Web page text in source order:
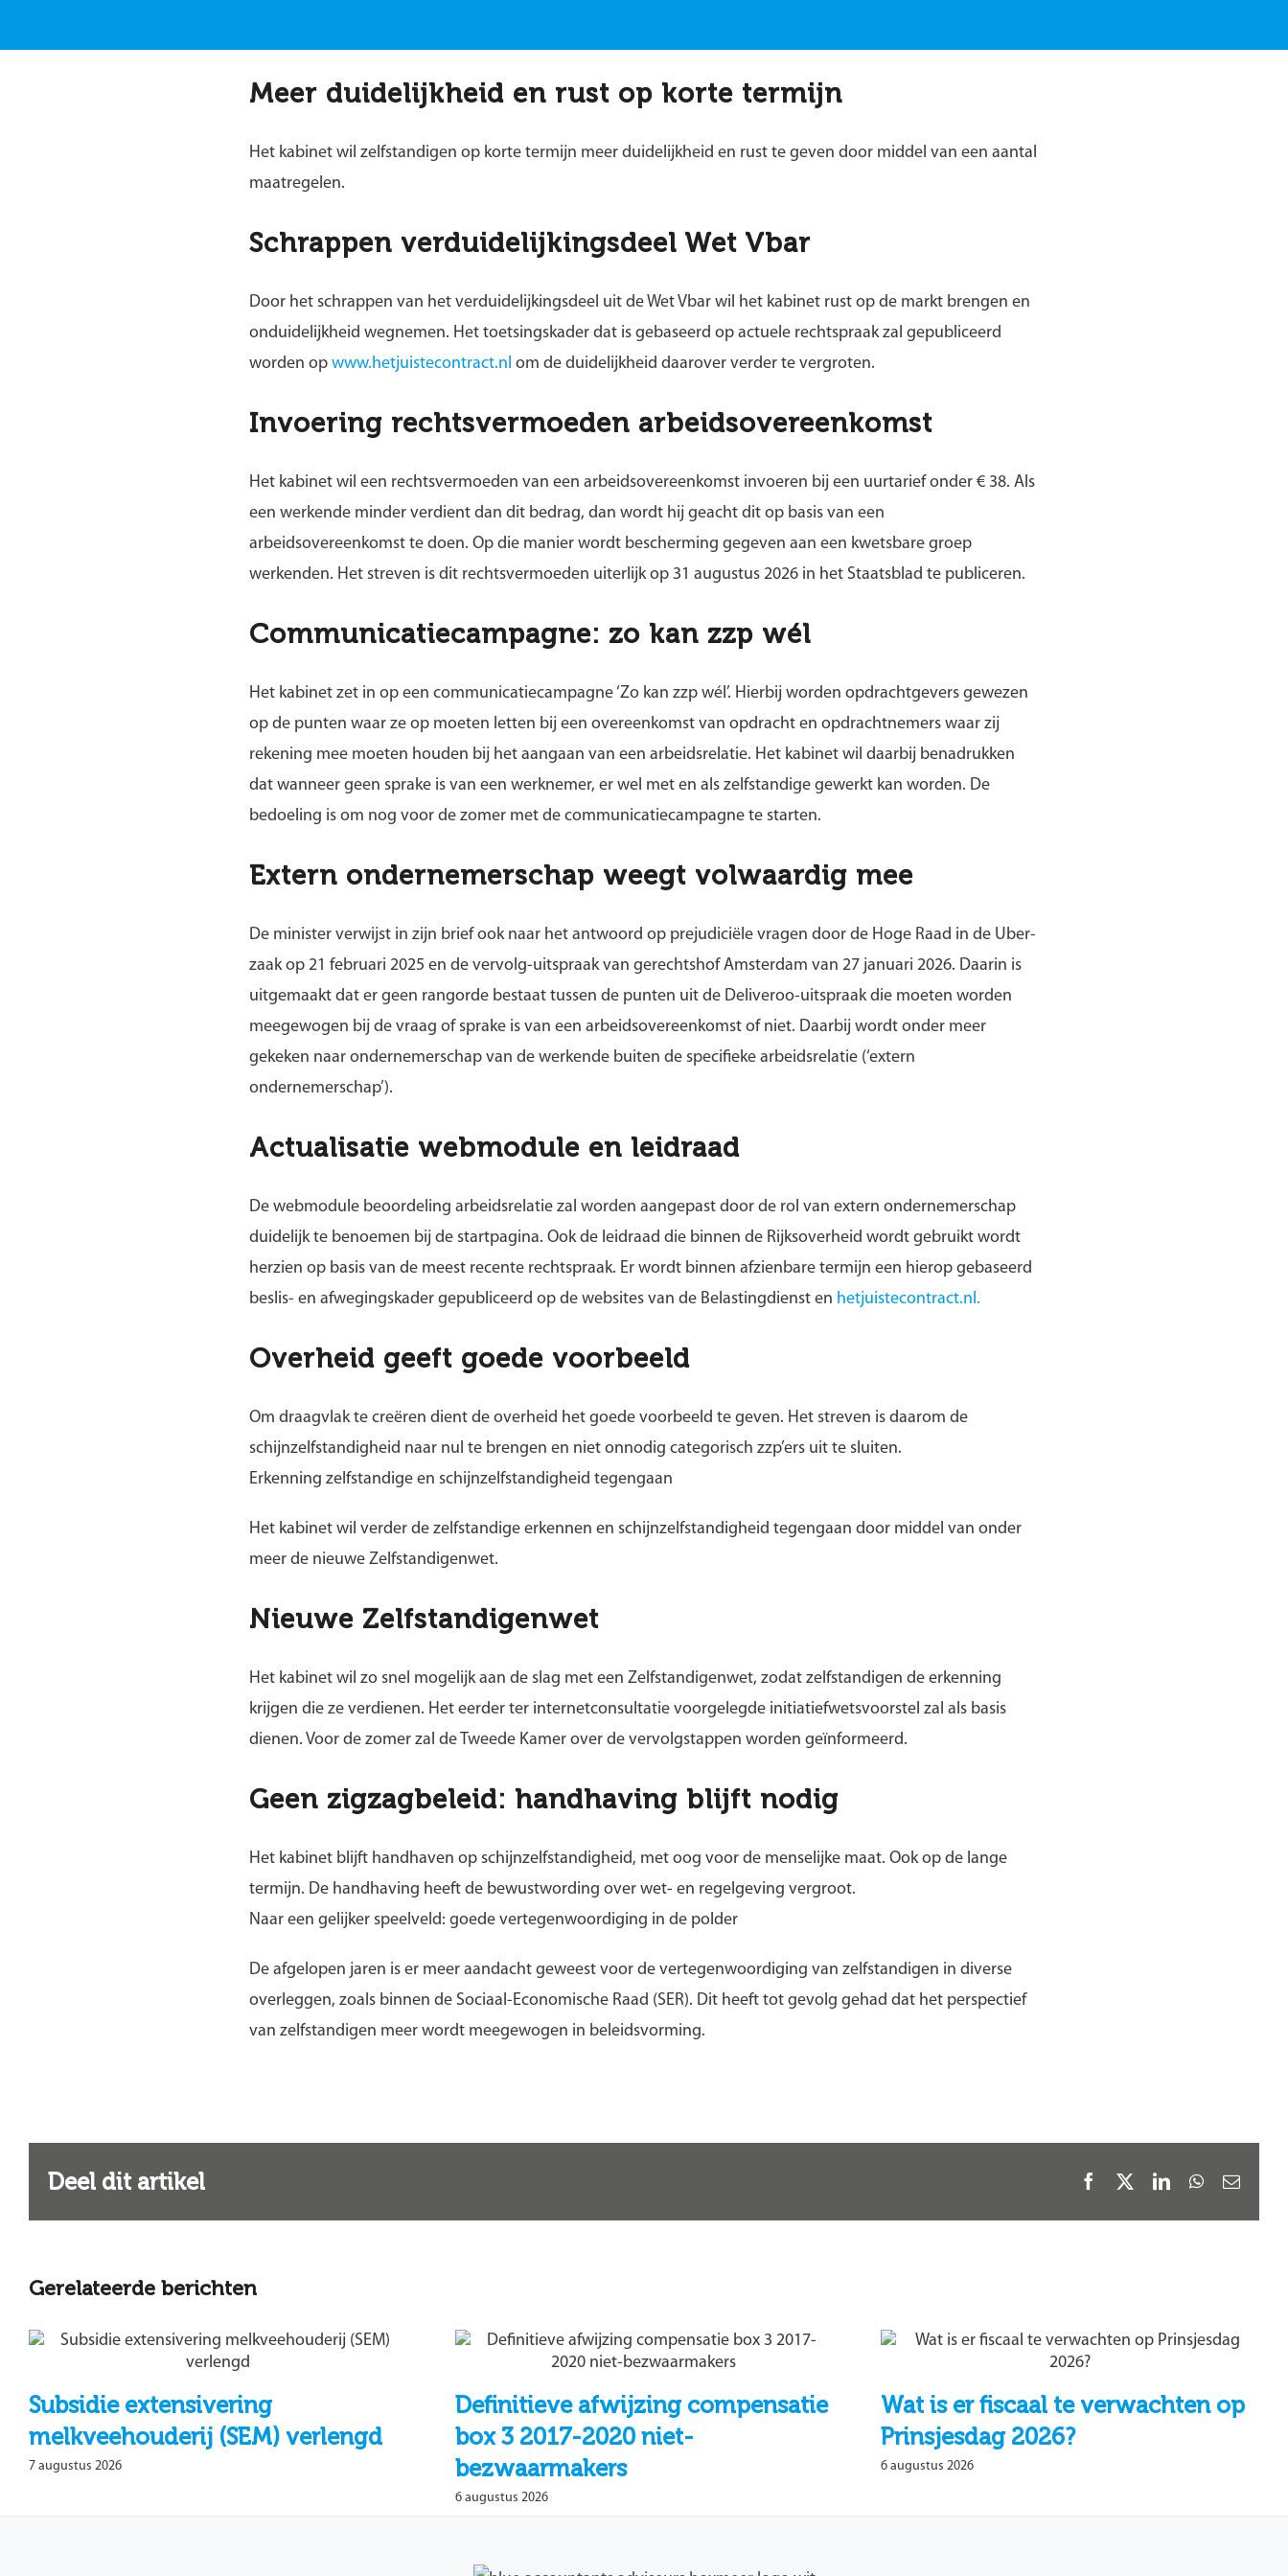
Meer duidelijkheid en rust op korte termijn
Het kabinet wil zelfstandigen op korte termijn meer duidelijkheid en rust te geven door middel van een aantal
maatregelen.
Schrappen verduidelijkingsdeel Wet Vbar
Door het schrappen van het verduidelijkingsdeel uit de Wet Vbar wil het kabinet rust op de markt brengen en
onduidelijkheid wegnemen. Het toetsingskader dat is gebaseerd op actuele rechtspraak zal gepubliceerd
worden opwww.hetjuistecontract.nl om de duidelijkheid daarover verder te vergroten.
Invoering rechtsvermoeden arbeidsovereenkomst
Het kabinet wil een rechtsvermoeden van een arbeidsovereenkomst invoeren bij een uurtarief onder € 38. Als
een werkende minder verdient dan dit bedrag, dan wordt hij geacht dit op basis van een
arbeidsovereenkomst te doen. Op die manier wordt bescherming gegeven aan een kwetsbare groep
werkenden. Het streven is dit rechtsvermoeden uiterlijk op 31 augustus 2026 in het Staatsblad te publiceren.
Communicatiecampagne: zo kan zzp wél
Het kabinet zet in op een communicatiecampagne ‘Zo kan zzp wél’. Hierbij worden opdrachtgevers gewezen
op de punten waar ze op moeten letten bij een overeenkomst van opdracht en opdrachtnemers waar zij
rekening mee moeten houden bij het aangaan van een arbeidsrelatie. Het kabinet wil daarbij benadrukken
dat wanneer geen sprake is van een werknemer, er wel met en als zelfstandige gewerkt kan worden. De
bedoeling is om nog voor de zomer met de communicatiecampagne te starten.
Extern ondernemerschap weegt volwaardig mee
De minister verwijst in zijn brief ook naar het antwoord op prejudiciële vragen door de Hoge Raad in de Uber-
zaak op 21 februari 2025 en de vervolg-uitspraak van gerechtshof Amsterdam van 27 januari 2026. Daarin is
uitgemaakt dat er geen rangorde bestaat tussen de punten uit de Deliveroo-uitspraak die moeten worden
meegewogen bij de vraag of sprake is van een arbeidsovereenkomst of niet. Daarbij wordt onder meer
gekeken naar ondernemerschap van de werkende buiten de specifieke arbeidsrelatie (‘extern
ondernemerschap’).
Actualisatie webmodule en leidraad
De webmodule beoordeling arbeidsrelatie zal worden aangepast door de rol van extern ondernemerschap
duidelijk te benoemen bij de startpagina. Ook de leidraad die binnen de Rijksoverheid wordt gebruikt wordt
herzien op basis van de meest recente rechtspraak. Er wordt binnen afzienbare termijn een hierop gebaseerd
beslis- en afwegingskader gepubliceerd op de websites van de Belastingdienst en hetjuistecontract.nl.
Overheid geeft goede voorbeeld
Om draagvlak te creëren dient de overheid het goede voorbeeld te geven. Het streven is daarom de
schijnzelfstandigheid naar nul te brengen en niet onnodig categorisch zzp’ers uit te sluiten.
Erkenning zelfstandige en schijnzelfstandigheid tegengaan
Het kabinet wil verder de zelfstandige erkennen en schijnzelfstandigheid tegengaan door middel van onder
meer de nieuwe Zelfstandigenwet.
Nieuwe Zelfstandigenwet
Het kabinet wil zo snel mogelijk aan de slag met een Zelfstandigenwet, zodat zelfstandigen de erkenning
krijgen die ze verdienen. Het eerder ter internetconsultatie voorgelegde initiatiefwetsvoorstel zal als basis
dienen. Voor de zomer zal de Tweede Kamer over de vervolgstappen worden geïnformeerd.
Geen zigzagbeleid: handhaving blijft nodig
Het kabinet blijft handhaven op schijnzelfstandigheid, met oog voor de menselijke maat. Ook op de lange
termijn. De handhaving heeft de bewustwording over wet- en regelgeving vergroot.
Naar een gelijker speelveld: goede vertegenwoordiging in de polder
De afgelopen jaren is er meer aandacht geweest voor de vertegenwoordiging van zelfstandigen in diverse
overleggen, zoals binnen de Sociaal-Economische Raad (SER). Dit heeft tot gevolg gehad dat het perspectief
van zelfstandigen meer wordt meegewogen in beleidsvorming.
Deel dit artikel Facebook LinkedInWhatsApp
E-
Gerelateerde berichten
Subsidie extensivering
melkveehouderij (SEM) verlengd
7 augustus 2026
Definitieve afwijzing compensatie
box 3 2017-2020 niet-
bezwaarmakers
6 augustus 2026
Wat is er fiscaal te verwachten op
Prinsjesdag 2026?
6 augustus 2026